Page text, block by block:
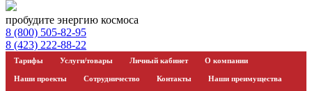
пробудите энергию космоса
8 (800) 505-82-95
8 (423) 222-88-22
Тарифы Услуги/товары Личный кабинет О компании
Наши проекты Сотрудничество Контакты Наши преимущества